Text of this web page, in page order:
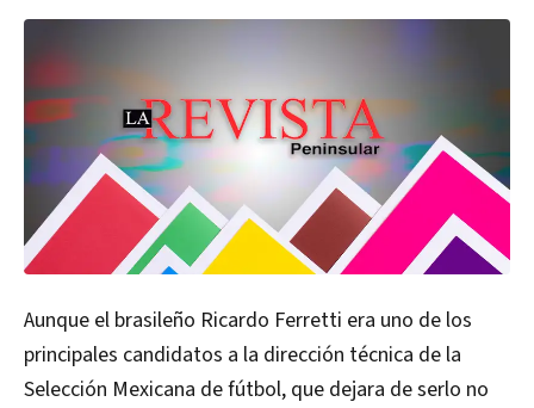
Aunque el brasileño Ricardo Ferretti era uno de los
principales candidatos a la dirección técnica de la
Selección Mexicana de fútbol, que dejara de serlo no